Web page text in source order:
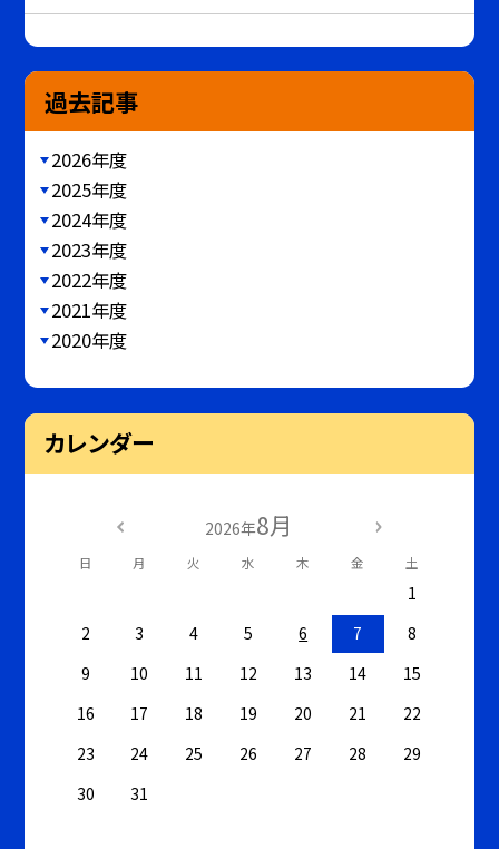
過去記事
2026年度
2025年度
2024年度
2023年度
2022年度
2021年度
2020年度
カレンダー
2026年8月
日 月 火 水 木 金 土
1
2
3 4 5 6 7
8
9
10 11 12 13 14
15
16
17 18 19 20 21
22
23
24 25 26 27 28
29
30
31